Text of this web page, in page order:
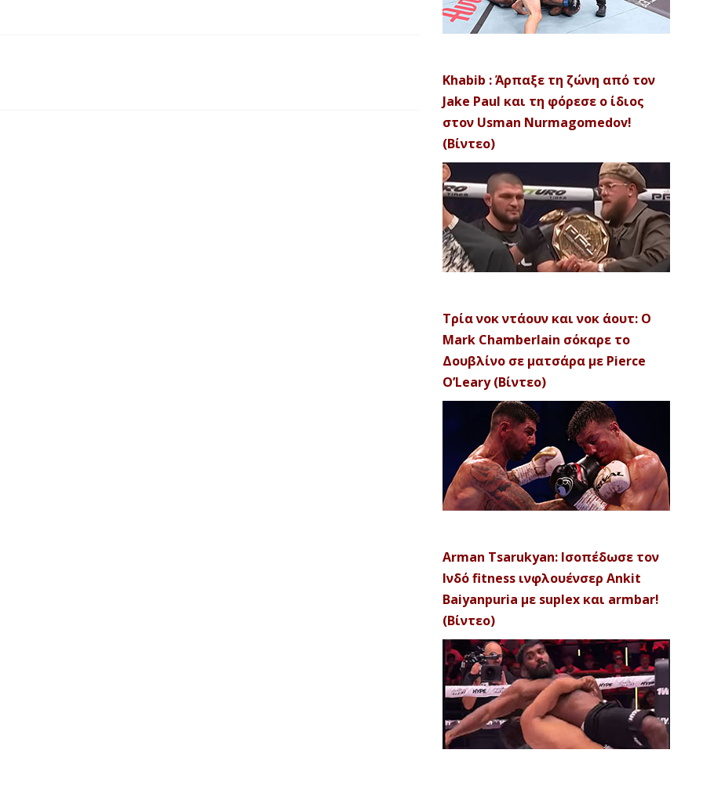
Khabib : Άρπαξε τη ζώνη από τον
Jake Paul και τη φόρεσε ο ίδιος
στον Usman Nurmagomedov!
(Βίντεο)
Τρία νοκ ντάουν και νοκ άουτ: Ο
Mark Chamberlain σόκαρε το
Δουβλίνο σε ματσάρα με Pierce
O’Leary (Βίντεο)
Arman Tsarukyan: Ισοπέδωσε τον
Ινδό fitness ινφλουένσερ Ankit
Baiyanpuria με suplex και armbar!
(Βίντεο)